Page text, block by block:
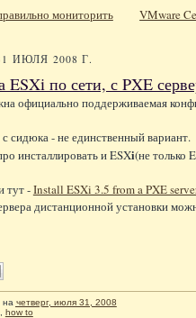
мониторить VMware
ИЮЛЯ 2008 Г.
ESXi по сети, с PXE
официально поддерживаемая
сидюка - не единственный вариант.
инсталлировать и ESXi(не только
тут -Install ESXi 3.5 from a PXE
дистанционной установки
на четверг, июля 31, 2008
how to